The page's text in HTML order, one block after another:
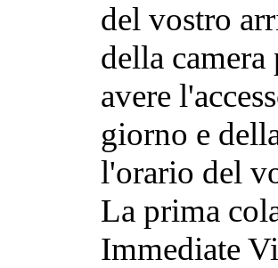
del vostro
della camera
avere
giorno e
l'orario del
La prima
Immediate